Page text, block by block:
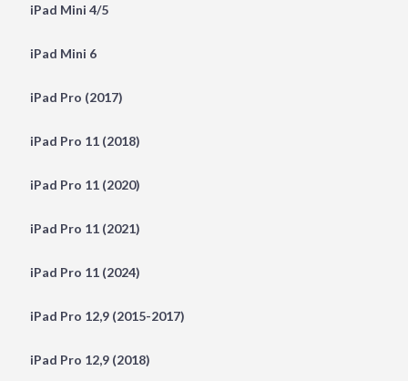
iPad Mini 4/5
iPad Mini 6
iPad Pro (2017)
iPad Pro 11 (2018)
iPad Pro 11 (2020)
iPad Pro 11 (2021)
iPad Pro 11 (2024)
iPad Pro 12,9 (2015-2017)
iPad Pro 12,9 (2018)